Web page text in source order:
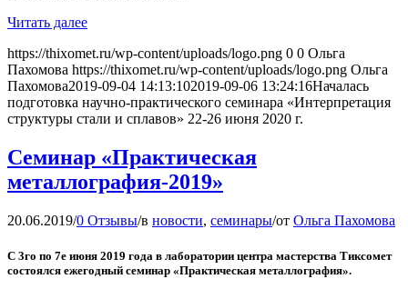
Читать далее
https://thixomet.ru/wp-content/uploads/logo.png 0 0 Ольга
Пахомова https://thixomet.ru/wp-content/uploads/logo.png Ольга
Пахомова2019-09-04 14:13:102019-09-06 13:24:16Началась
подготовка научно-практического семинара «Интерпретация
структуры стали и сплавов» 22-26 июня 2020 г.
Семинар «Практическая
металлография-2019»
20.06.2019/0 Отзывы/в новости, семинары/от Ольга Пахомова
С 3го по 7е июня 2019 года в лаборатории центра мастерства Тиксомет
состоялся ежегодный семинар «Практическая металлография».